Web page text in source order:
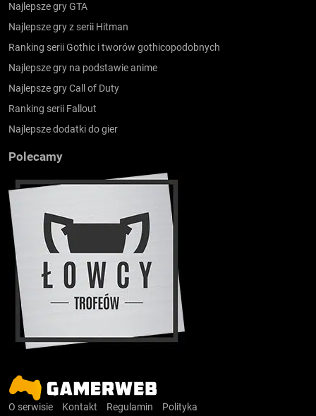
Najlepsze gry GTA
Najlepsze gry z serii Hitman
Ranking serii Gothic i tworów gothicopodobnych
Najlepsze gry na podstawie anime
Najlepsze gry Call of Duty
Ranking serii Fallout
Najlepsze dodatki do gier
Polecamy
O serwisie Kontakt Regulamin
Polityka